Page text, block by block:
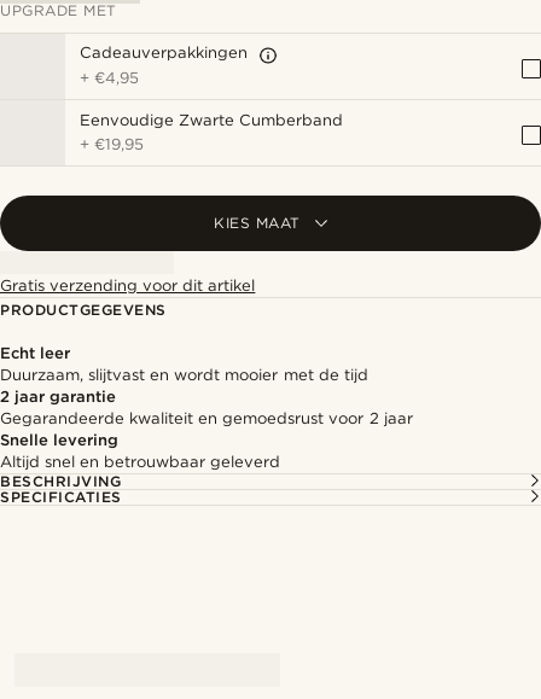
UPGRADE MET
Cadeauverpakkingen
+€4,95
Eenvoudige Zwarte Cumberband
+€19,95
KIES MAAT
Gratis verzending voor dit artikel
PRODUCTGEGEVENS
Echt leer
Duurzaam, slijtvast en wordt mooier met de tijd
2 jaar garantie
Gegarandeerde kwaliteit en gemoedsrust voor 2 jaar
Snelle levering
Altijd snel en betrouwbaar geleverd
BESCHRIJVING
SPECIFICATIES